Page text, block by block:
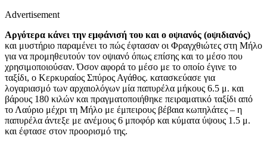
Advertisement
Αργότερα κάνει την εμφάνισή του και ο οψιανός (οψιδιανός)
και μυστήριο παραμένει το πώς έφτασαν οι Φραγχθιώτες στη Μήλο
για να προμηθευτούν τον οψιανό όπως επίσης και το μέσο που
χρησιμοποιούσαν. Όσον αφορά το μέσο με το οποίο έγινε το
ταξίδι, ο Κερκυραίος Σπύρος Αγάθος. κατασκεύασε για
λογαριασμό των αρχαιολόγων μία παπυρέλα μήκους 6.5 μ. και
βάρους 180 κιλών και πραγματοποιήθηκε πειραματικό ταξίδι από
το Λαύριο μέχρι τη Μήλο με έμπειρους βέβαια κωπηλάτες – η
παπυρέλα άντεξε με ανέμους 6 μποφόρ και κύματα ύψους 1.5 μ.
και έφτασε στον προορισμό της.